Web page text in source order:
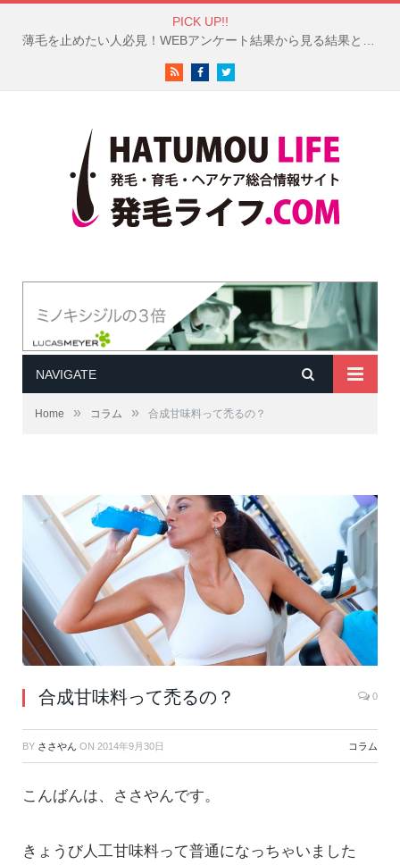
PICK UP!!
薄毛を止めたい人必見！WEBアンケート結果から見る結果と対策
RSS FacebookTwitter
NAVIGATE
Home » コラム » 合成甘味料って禿るの？
合成甘味料って禿るの？ 0
BY ささやん ON 2014年9月30日 コラム
こんばんは、ささやんです。
きょうび人工甘味料って普通になっちゃいました